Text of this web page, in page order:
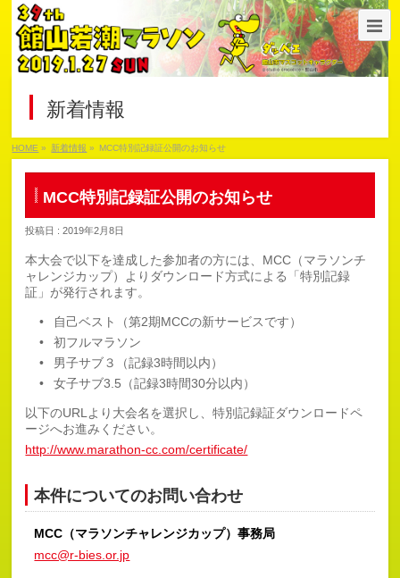
新着情報
HOME » 新着情報 » MCC特別記録証公開のお知らせ
MCC特別記録証公開のお知らせ
投稿日 : 2019年2月8日
本大会で以下を達成した参加者の方には、MCC（マラソンチ
ャレンジカップ）よりダウンロード方式による「特別記録
証」が発行されます。
自己ベスト（第2期MCCの新サービスです）
初フルマラソン
男子サブ３（記録3時間以内）
女子サブ3.5（記録3時間30分以内）
以下のURLより大会名を選択し、特別記録証ダウンロードペ
ージへお進みください。
http://www.marathon-cc.com/certificate/
本件についてのお問い合わせ
MCC（マラソンチャレンジカップ）事務局
mcc@r-bies.or.jp